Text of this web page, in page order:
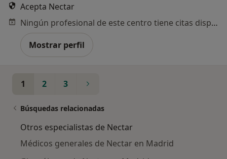
Acepta Nectar
Ningún profesional de este centro tiene citas disponibles
Mostrar perfil
1 2 3
Búsquedas relacionadas
Otros especialistas de Nectar
Médicos generales de Nectar en Madrid